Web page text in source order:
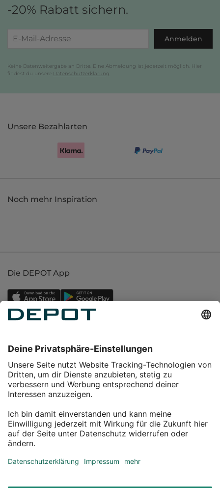
-20% Rabatt sichern.
Anmelden
Keine Datenweitergabe an Dritte. Eine Abmeldung ist jederzeit möglich. Hier
findest du unsere Datenschutzerklärung
Unsere Bezahlarten
Noch mehr Inspiration
Die DEPOT App
Service
Über DEPOT
Kontakt